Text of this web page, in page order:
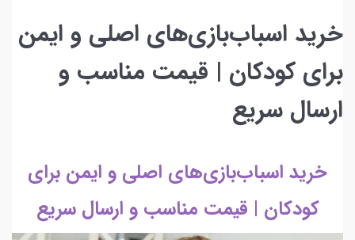
خرید اسباب‌بازی‌های اصلی و ایمن
برای کودکان | قیمت مناسب و
ارسال سریع
خرید اسباب‌بازی‌های اصلی و ایمن برای
کودکان | قیمت مناسب و ارسال سریع